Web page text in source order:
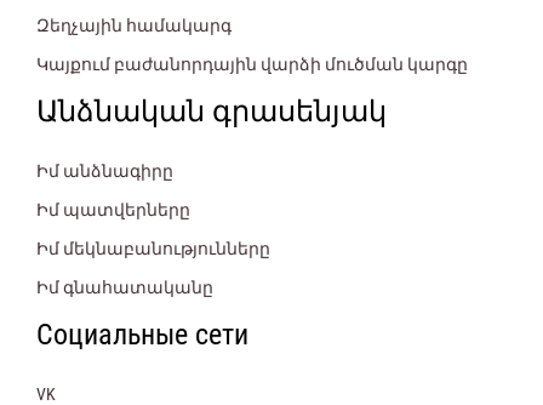
Զեղչային համակարգ
Կայքում բաժանորդային վարձի մուծման կարգը
Անձնական գրասենյակ
Իմ անձնագիրը
Իմ պատվերները
Իմ մեկնաբանությունները
Իմ գնահատականը
Социальные сети
VK